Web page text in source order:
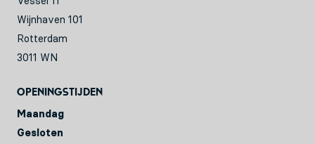
Wijnhaven 101
Rotterdam
3011 WN
Openingstijden
Maandag
Gesloten